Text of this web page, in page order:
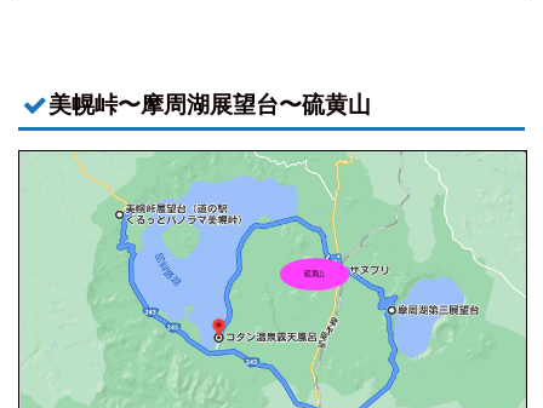
美幌峠〜摩周湖展望台〜硫黄山